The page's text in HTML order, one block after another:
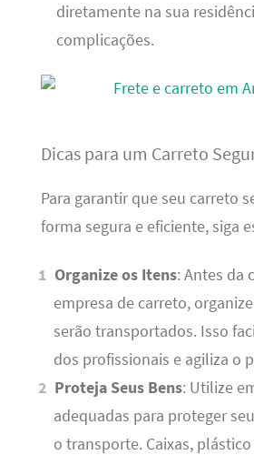
diretamente na sua
complicações.
Dicas para um Carreto
Para garantir que seu carreto
forma segura e eficiente, siga
Organize os Itens: Antes da
empresa de carreto,
serão transportados. Isso
dos profissionais e agiliza o
Proteja Seus Bens: Utilize
adequadas para proteger
o transporte. Caixas,